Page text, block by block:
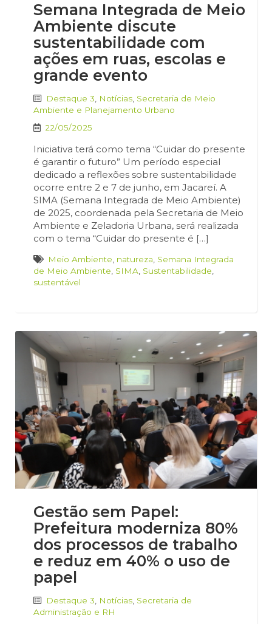
Semana Integrada de Meio
Ambiente discute
sustentabilidade com
ações em ruas, escolas e
grande evento
Destaque 3 Notícias Secretaria de Meio
Ambiente e Planejamento Urbano
22/05/2025
Iniciativa terá como tema “Cuidar do presente
é garantir o futuro” Um período especial
dedicado a reflexões sobre sustentabilidade
ocorre entre 2 e 7 de junho, em Jacareí. A
SIMA (Semana Integrada de Meio Ambiente)
de 2025, coordenada pela Secretaria de Meio
Ambiente e Zeladoria Urbana, será realizada
com o tema “Cuidar do presente é […]
Meio Ambiente natureza Semana Integrada
de Meio Ambiente SIMA Sustentabilidade
sustentável
Gestão sem Papel:
Prefeitura moderniza 80%
dos processos de trabalho
e reduz em 40% o uso de
papel
Destaque 3 Notícias Secretaria de
Administração e RH